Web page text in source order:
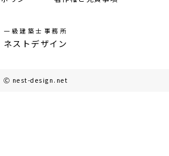
一級建築士事務所
ネストデザイン
Ⓒ nest-design.net